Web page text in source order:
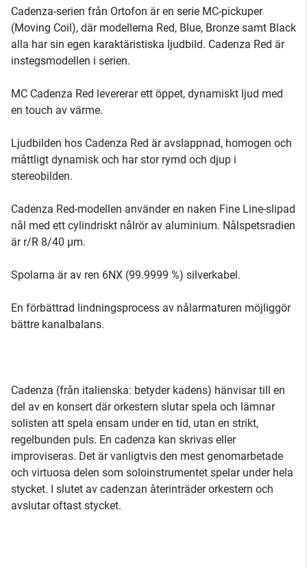
Cadenza-serien från Ortofon är en serie MC-pickuper
(Moving Coil), där modellerna Red, Blue, Bronze samt Black
alla har sin egen karaktäristiska ljudbild. Cadenza Red är
instegsmodellen i serien.
MC Cadenza Red levererar ett öppet, dynamiskt ljud med
en touch av värme.
Ljudbilden hos Cadenza Red är avslappnad, homogen och
måttligt dynamisk och har stor rymd och djup i
stereobilden.
Cadenza Red-modellen använder en naken Fine Line-slipad
nål med ett cylindriskt nålrör av aluminium. Nålspetsradien
är r/R 8/40 µm.
Spolarna är av ren 6NX (99.9999 %) silverkabel.
En förbättrad lindningsprocess av nålarmaturen möjliggör
bättre kanalbalans.
Cadenza (från italienska: betyder kadens) hänvisar till en
del av en konsert där orkestern slutar spela och lämnar
solisten att spela ensam under en tid, utan en strikt,
regelbunden puls. En cadenza kan skrivas eller
improviseras. Det är vanligtvis den mest genomarbetade
och virtuosa delen som soloinstrumentet spelar under hela
stycket. I slutet av cadenzan återinträder orkestern och
avslutar oftast stycket.